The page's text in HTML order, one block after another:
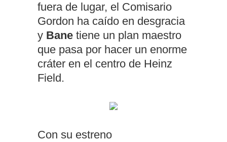
fuera de lugar, el Comisario
Gordon ha caído en desgracia
y Bane tiene un plan maestro
que pasa por hacer un enorme
cráter en el centro de Heinz
Field.
Con su estreno